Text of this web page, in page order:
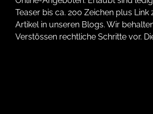
Teaser bis ca. 200 Zeichen plus Link
Artikel in unseren Blogs. Wir
Verstössen rechtliche Schritte vor.